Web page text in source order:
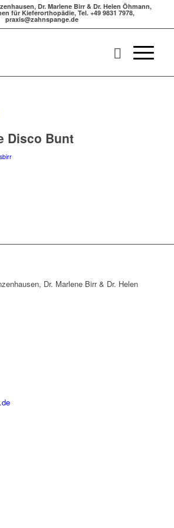
Dr. Marlene Birr & Dr. Helen Öhmann,
für Kieferorthopädie, Tel. +49 9831 7978,
praxis@zahnspange.de
Disco Bunt
Dr. Marlene Birr & Dr. Helen